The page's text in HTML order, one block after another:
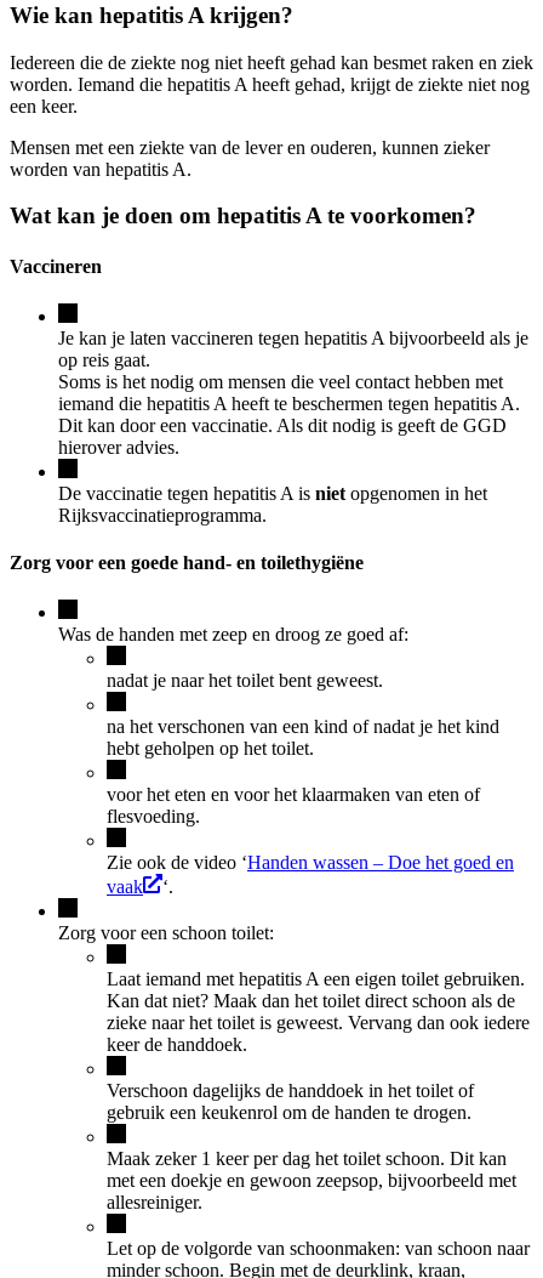
Wie kan hepatitis A krijgen?
Iedereen die de ziekte nog niet heeft gehad kan besmet raken en ziek
worden. Iemand die hepatitis A heeft gehad, krijgt de ziekte niet nog
een keer.
Mensen met een ziekte van de lever en ouderen, kunnen zieker
worden van hepatitis A.
Wat kan je doen om hepatitis A te voorkomen?
Vaccineren
Je kan je laten vaccineren tegen hepatitis A bijvoorbeeld als je
op reis gaat.
Soms is het nodig om mensen die veel contact hebben met
iemand die hepatitis A heeft te beschermen tegen hepatitis A.
Dit kan door een vaccinatie. Als dit nodig is geeft de GGD
hierover advies.
De vaccinatie tegen hepatitis A is niet opgenomen in het
Rijksvaccinatieprogramma.
Zorg voor een goede hand- en toilethygiëne
Was de handen met zeep en droog ze goed af:
nadat je naar het toilet bent geweest.
na het verschonen van een kind of nadat je het kind
hebt geholpen op het toilet.
voor het eten en voor het klaarmaken van eten of
flesvoeding.
Zie ook de video ‘Handen wassen – Doe het goed en
vaak
‘.
Zorg voor een schoon toilet:
Laat iemand met hepatitis A een eigen toilet gebruiken.
Kan dat niet? Maak dan het toilet direct schoon als de
zieke naar het toilet is geweest. Vervang dan ook iedere
keer de handdoek.
Verschoon dagelijks de handdoek in het toilet of
gebruik een keukenrol om de handen te drogen.
Maak zeker 1 keer per dag het toilet schoon. Dit kan
met een doekje en gewoon zeepsop, bijvoorbeeld met
allesreiniger.
Let op de volgorde van schoonmaken: van schoon naar
minder schoon. Begin met de deurklink, kraan,